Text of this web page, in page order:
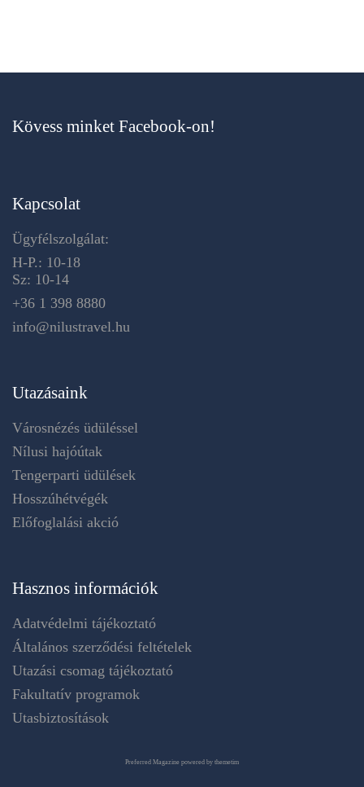
Kövess minket Facebook-on!
Kapcsolat
Ügyfélszolgálat:
H-P.: 10-18
Sz: 10-14
+36 1 398 8880
info@nilustravel.hu
Utazásaink
Városnézés üdüléssel
Nílusi hajóútak
Tengerparti üdülések
Hosszúhétvégék
Előfoglalási akció
Hasznos információk
Adatvédelmi tájékoztató
Általános szerződési feltételek
Utazási csomag tájékoztató
Fakultatív programok
Utasbiztosítások
Preferred Magazine powered by themetim